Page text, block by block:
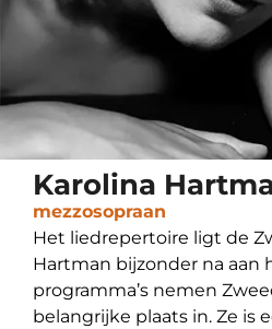
Karolina
mezzosopraan
Het liedrepertoire ligt de
Hartman bijzonder na aan
programma’s nemen
belangrijke plaats in. Ze is